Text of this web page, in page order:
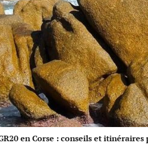
en Corse : conseils et itinéraires